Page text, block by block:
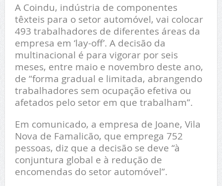
A Coindu, indústria de componentes
têxteis para o setor automóvel, vai colocar
493 trabalhadores de diferentes áreas da
empresa em ‘lay-off’. A decisão da
multinacional é para vigorar por seis
meses, entre maio e novembro deste ano,
de “forma gradual e limitada, abrangendo
trabalhadores sem ocupação efetiva ou
afetados pelo setor em que trabalham”.
Em comunicado, a empresa de Joane, Vila
Nova de Famalicão, que emprega 752
pessoas, diz que a decisão se deve “à
conjuntura global e à redução de
encomendas do setor automóvel”.